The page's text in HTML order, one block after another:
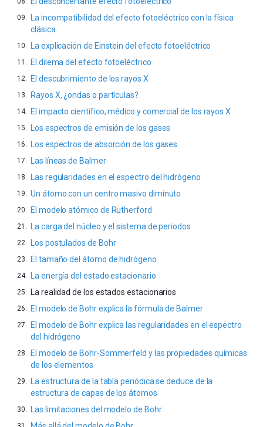
La incompatibilidad del efecto fotoeléctrico con la física
clásica
La explicación de Einstein del efecto fotoeléctrico
El dilema del efecto fotoeléctrico
El descubrimiento de los rayos X
Rayos X, ¿ondas o partículas?
El impacto científico, médico y comercial de los rayos X
Los espectros de emisión de los gases
Los espectros de absorción de los gases
Las líneas de Balmer
Las regularidades en el espectro del hidrógeno
Un átomo con un centro masivo diminuto
El modelo atómico de Rutherford
La carga del núcleo y el sistema de periodos
Los postulados de Bohr
El tamaño del átomo de hidrógeno
La energía del estado estacionario
La realidad de los estados estacionarios
El modelo de Bohr explica la fórmula de Balmer
El modelo de Bohr explica las regularidades en el espectro
del hidrógeno
El modelo de Bohr-Sommerfeld y las propiedades químicas
de los elementos
La estructura de la tabla periódica se deduce de la
estructura de capas de los átomos
Las limitaciones del modelo de Bohr